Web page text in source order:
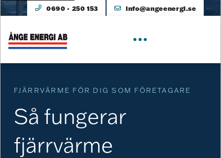
0690 - 250 153 info@angeenergi.se
FJÄRRVÄRME FÖR DIG SOM FÖRETAGARE
Så fungerar
fjärrvärme